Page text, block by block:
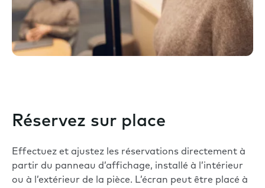
Réservez sur place
Effectuez et ajustez les réservations directement à
partir du panneau d’affichage, installé à l’intérieur
ou à l’extérieur de la pièce. L’écran peut être placé à